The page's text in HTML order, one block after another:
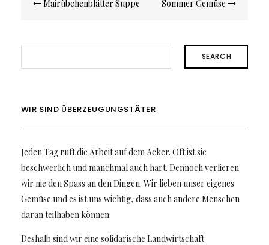
Beitragsnavigation
Mairübchenblätter Suppe Sommer Gemüse
SEARCH
WIR SIND ÜBERZEUGUNGSTÄTER
Jeden Tag ruft die Arbeit auf dem Acker. Oft ist sie
beschwerlich und manchmal auch hart. Dennoch verlieren
wir nie den Spass an den Dingen. Wir lieben unser eigenes
Gemüse und es ist uns wichtig, dass auch andere Menschen
daran teilhaben können.
Deshalb sind wir eine solidarische Landwirtschaft.